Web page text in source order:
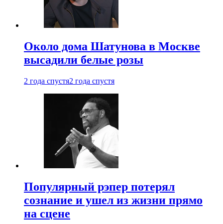
Около дома Шатунова в Москве
высадили белые розы
2 года спустя2 года спустя
Популярный рэпер потерял
сознание и ушел из жизни прямо
на сцене